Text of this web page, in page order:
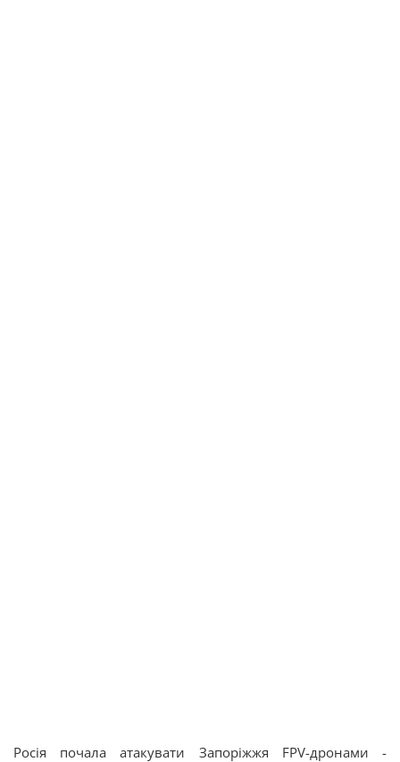
Росія почала атакувати Запоріжжя FPV-дронами -